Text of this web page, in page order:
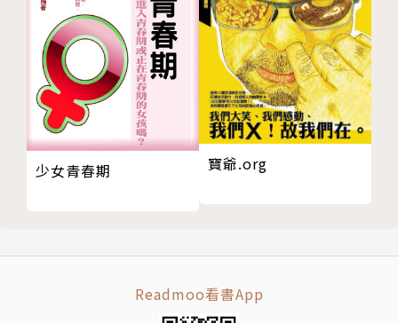
低調是習慣，隨和是個性，
文字的拼湊、旅行的足跡、影像的攝取都是一種書寫，
既然還活著，便相信代表作尚未出現，
現在做的每件事，都只是覺得應該認真活著。
信奉「從心之所行，即是正道」。
以前是穹風，現在是東燁，這是我。
事。
21 你不見得會永遠屬於誰，當然，別人也沒必要非
得永遠只屬於你。
22 長得好看是天賦，但你必須有讓人願意多看你第
二眼的內涵。
23 沒有誰可以決定你的人生，但你要為自己的決定
負責。
26 即使你有一百萬種不如人之處，但只要找到一種
屬於你的存在方式，你就是獨一無二的。
27 你可以永遠當個不引人注目的安逸配角，但除了
少女青春期 寶爺.org
Readmoo看書App